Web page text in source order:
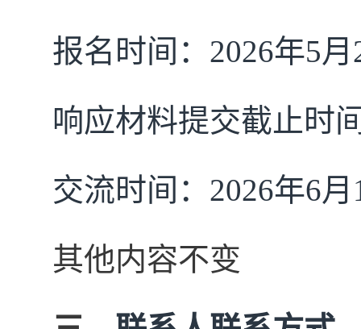
报名时间： 2026年5月
响应材料提交截止时
交流时间： 2026年6月
其他内容不变